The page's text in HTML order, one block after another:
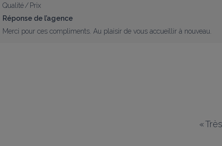
Qualité / Prix
Réponse de l’agence
Merci pour ces compliments. Au plaisir de vous accueillir à nouveau.
«